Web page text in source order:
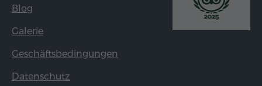
Blog
Galerie
Geschäftsbedingungen
Datenschutz